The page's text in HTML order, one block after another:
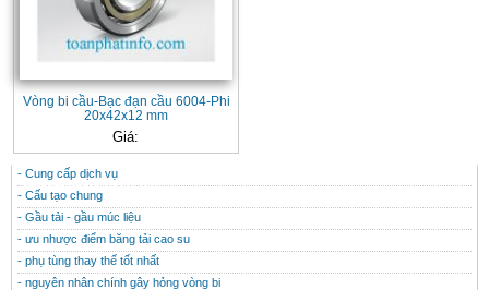
Vòng bi cầu-Bạc đạn cầu 6004-Phi
20x42x12 mm
Giá:
CONTACT
THÔNG TIN HỮU ÍCH
- Cung cấp dịch vụ
- Cấu tạo chung
- Gầu tải - gầu múc liệu
- ưu nhược điểm băng tải cao su
- phụ tùng thay thế tốt nhất
- nguyên nhân chính gây hỏng vòng bi